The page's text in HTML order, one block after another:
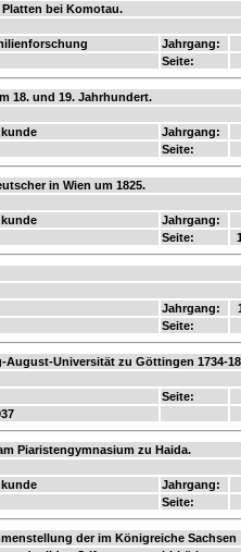
bei Komotau.
Jahrgang:
Seite:
18. und 19. Jahrhundert.
Jahrgang:
Seite:
in Wien um 1825.
Jahrgang:
Seite:
Jahrgang:
Seite:
August-Universität zu Göttingen 1734-
Seite:
Piaristengymnasium zu Haida.
Jahrgang:
Seite:
der im Königreiche Sachsen